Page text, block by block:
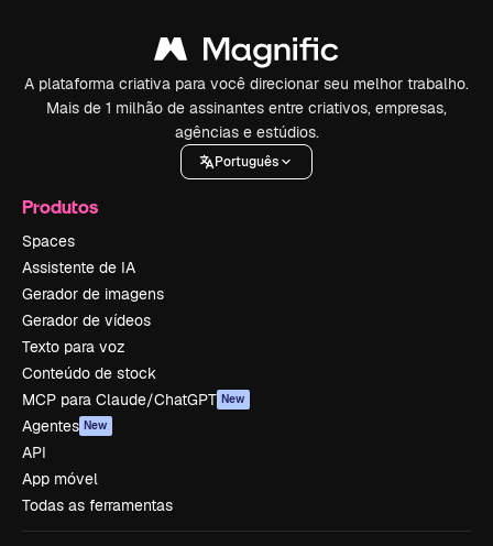
A plataforma criativa para você direcionar seu melhor trabalho.
Mais de 1 milhão de assinantes entre criativos, empresas,
agências e estúdios.
Português
Produtos
Spaces
Assistente de IA
Gerador de imagens
Gerador de vídeos
Texto para voz
Conteúdo de stock
MCP para Claude/ChatGPT New
Agentes New
API
App móvel
Todas as ferramentas